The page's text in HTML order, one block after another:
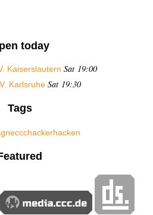
today
Kaiserslautern Sat 19:00
Karlsruhe Sat 19:30
Tags
ccchackerhacken